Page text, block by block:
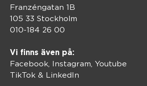
Franzéngatan 1B
105 33 Stockholm
010-184 26 00
Vi finns även på:
Facebook, Instagram Youtube
TikTok & LinkedIn